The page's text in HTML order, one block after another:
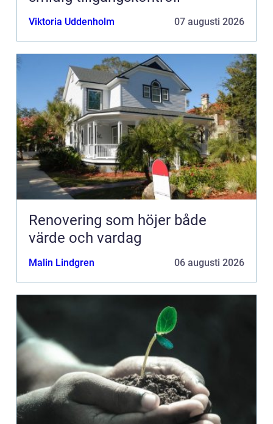
Viktoria Uddenholm 07 augusti 2026
Renovering som höjer både
värde och vardag
Malin Lindgren 06 augusti 2026